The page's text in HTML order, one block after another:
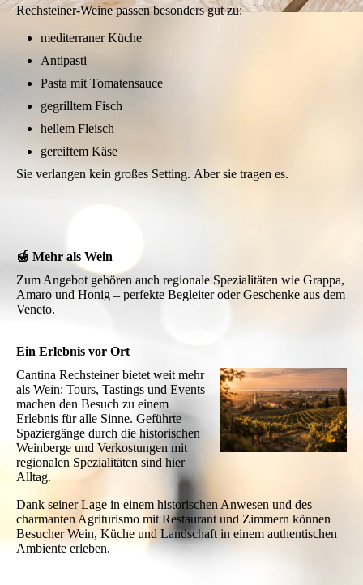
Rechsteiner-Weine passen besonders gut zu:
mediterraner Küche
Antipasti
Pasta mit Tomatensauce
gegrilltem Fisch
hellem Fleisch
gereiftem Käse
Sie verlangen kein großes Setting. Aber sie tragen es.
🍯 Mehr als Wein
Zum Angebot gehören auch regionale Spezialitäten wie Grappa,
Amaro und Honig – perfekte Begleiter oder Geschenke aus dem
Veneto.
Ein Erlebnis vor Ort
Cantina Rechsteiner bietet weit mehr
als Wein: Tours, Tastings und Events
machen den Besuch zu einem
Erlebnis für alle Sinne. Geführte
Spaziergänge durch die historischen
Weinberge und Verkostungen mit
regionalen Spezialitäten sind hier
Alltag.
Dank seiner Lage in einem historischen Anwesen und des
charmanten Agriturismo mit Restaurant und Zimmern können
Besucher Wein, Küche und Landschaft in einem authentischen
Ambiente erleben.